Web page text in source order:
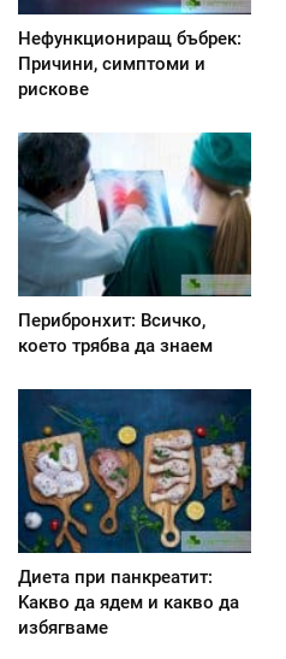
Нефункциониращ бъбрек:
Причини, симптоми и
рискове
Перибронхит: Всичко,
което трябва да знаем
Диета при панкреатит:
Kакво да ядем и какво да
избягваме